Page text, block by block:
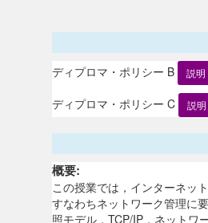
ディプロマ・ポリシー B 説明
ディプロマ・ポリシー C 説明
概要:
この授業では，インターネッ
すなわちネットワーク管理に
照モデル，TCP/IP，ネットワ